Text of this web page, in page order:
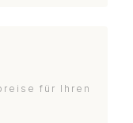
für Ihren